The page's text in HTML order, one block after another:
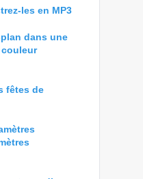
les en MP3
dans une
fêtes de